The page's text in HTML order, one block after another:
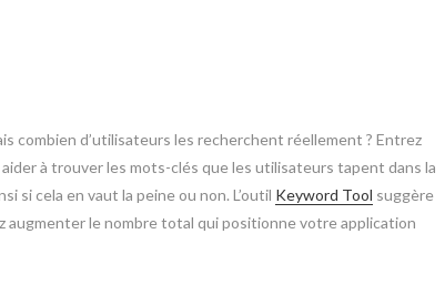
combien d’utilisateurs les recherchent réellement ? Entrez
à trouver les mots-clés que les utilisateurs tapent dans la
si cela en vaut la peine ou non. L’outil Keyword Tool suggère
augmenter le nombre total qui positionne votre application